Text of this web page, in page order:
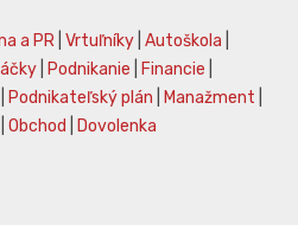
a PR Vrtuľníky Autoškola
Podnikanie Financie
Podnikateľský plán Manažment
Obchod Dovolenka